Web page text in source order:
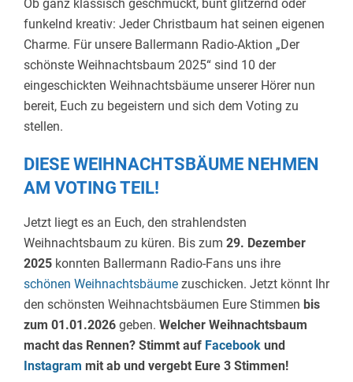
Ob ganz klassisch geschmückt, bunt glitzernd oder
funkelnd kreativ: Jeder Christbaum hat seinen eigenen
Charme. Für unsere Ballermann Radio-Aktion „Der
schönste Weihnachtsbaum 2025“ sind 10 der
eingeschickten Weihnachtsbäume unserer Hörer nun
bereit, Euch zu begeistern und sich dem Voting zu
stellen.
DIESE WEIHNACHTSBÄUME NEHMEN
AM VOTING TEIL!
Jetzt liegt es an Euch, den strahlendsten
Weihnachtsbaum zu küren. Bis zum 29. Dezember
2025 konnten Ballermann Radio-Fans uns ihre
schönen Weihnachtsbäume zuschicken. Jetzt könnt Ihr
den schönsten Weihnachtsbäumen Eure Stimmen bis
zum 01.01.2026 geben. Welcher Weihnachtsbaum
macht das Rennen? Stimmt auf Facebook und
Instagram mit ab und vergebt Eure 3 Stimmen!